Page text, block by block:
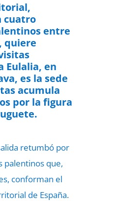
cuatro
entre
quiere
Eulalia, en
es la sede
acumula
por la figura
retumbó por
palentinos que,
conforman el
de España.